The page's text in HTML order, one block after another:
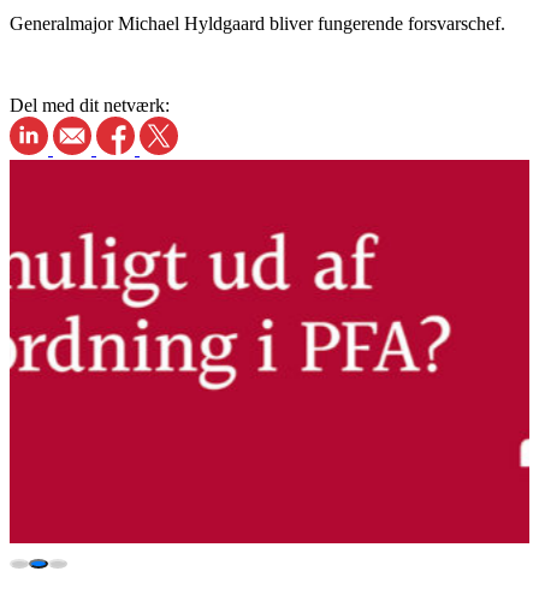
Generalmajor Michael Hyldgaard bliver fungerende forsvarschef.
Del med dit netværk: